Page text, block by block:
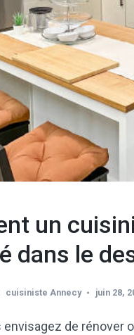
un
dans le
cuisiniste Annecy juin 28,
envisagez de rénover